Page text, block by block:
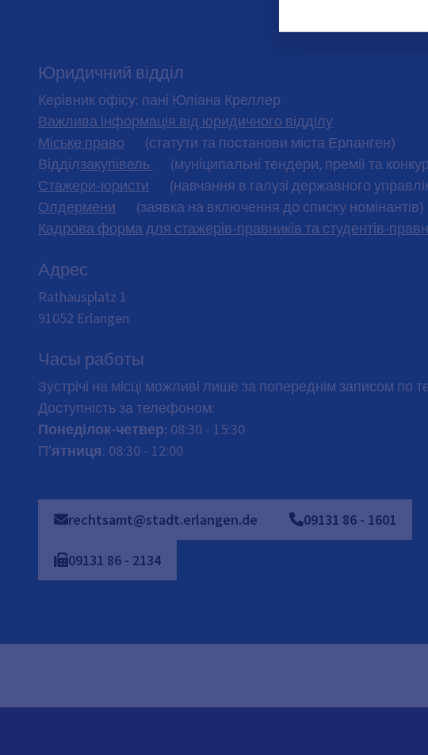
Юридичний відділ
Керівник офісу: пані Юліана Креллер
Важлива інформація від юридичного відділу
Міське право
(статути та постанови міста Ерланген)
Відділзакупівель
(муніципальні тендери, премії та
Стажери-юристи
(навчання в галузі державного
Олдермени
(заявка на включення до списку номінантів)
Кадрова форма для стажерів-правників та студентів-
Адрес
Rathausplatz 1
91052 Erlangen
Часы работы
Зустрічі на місці можливі лише за попереднім записом по
Доступність за телефоном:
Понеділок-четвер: 08:30 - 15:30
П'ятниця: 08:30 - 12:00
rechtsamt@stadt.erlangen.de 09131 86 - 1601
09131 86 - 2134